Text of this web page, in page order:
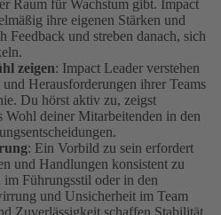
Raum für Wachstum gibt. Impact
ihre eigenen Stärken und
Feedback und streben danach, sich
zeigen: Impact Leader verstehen
Herausforderungen ihrer Teams
Du hörst aktiv zu, zeigst
Wohl deiner Mitarbeitenden in den
: Ein Vorbild zu sein erfordert
und Handlungen konsistent zu
Führungsstil oder in den
und Unsicherheit im Team